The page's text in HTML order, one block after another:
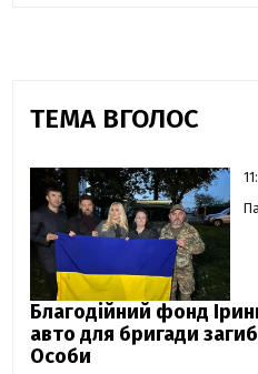
ТЕМА ВГОЛОС
Благодійний фонд
авто для бригади
Особи